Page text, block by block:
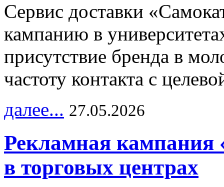
Сервис доставки
кампанию в
присутствие бренда в
частоту контакта с
далее... 27.05.2026
Рекламная кампания
в торговых центрах